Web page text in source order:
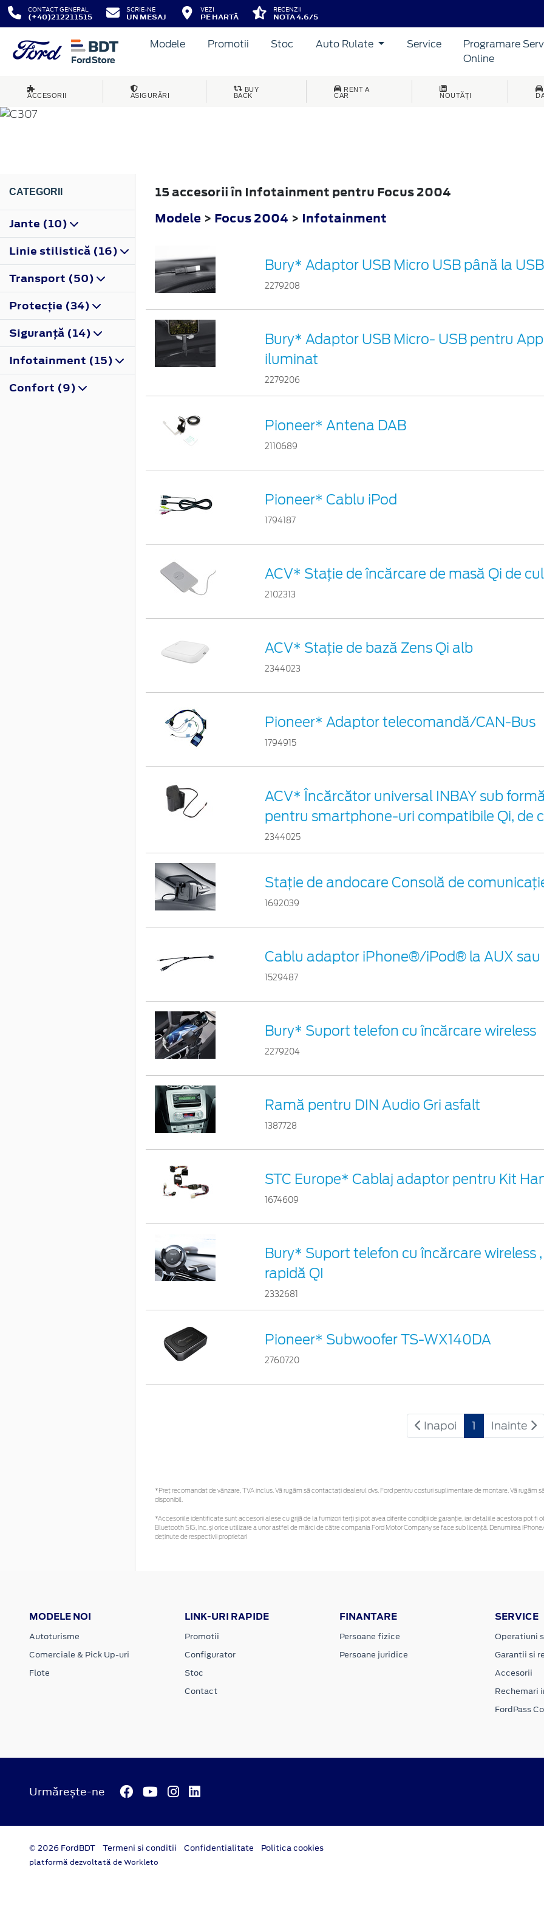
CONTACT GENERAL
(+40)212211515
SCRIE-NE
UN MESAJ
VEZI
PE HARTĂ
RECENZII
NOTA 4.6/5
Modele Promotii Stoc Auto Rulate Service
Programare
Online
ACCESORII ASIGURĂRI
BUY
BACK
RENT A
CAR
NOUTĂȚI
FOCUS
CATEGORII
Jante (10)
Linie stilistică (16)
Transport (50)
Protecţie (34)
Siguranţă (14)
Infotainment (15)
Confort (9)
15 accesorii în Infotainment pentru Focus 2004
Modele > Focus 2004 > Infotainment
Bury* Adaptor USB Micro USB până la
2279208
Bury* Adaptor USB Micro- USB pentru
iluminat
2279206
Pioneer* Antena DAB
2110689
Pioneer* Cablu iPod
1794187
ACV* Stație de încărcare de masă Qi de
2102313
ACV* Stație de bază Zens Qi alb
2344023
Pioneer* Adaptor telecomandă/CAN-Bus
1794915
ACV* Încărcător universal INBAY sub
pentru smartphone-uri compatibile Qi, de
2344025
Staţie de andocare Consolă de
1692039
Cablu adaptor iPhone®/iPod® la AUX sau
1529487
Bury* Suport telefon cu încărcare wireless
2279204
Ramă pentru DIN Audio Gri asfalt
1387728
STC Europe* Cablaj adaptor pentru Kit
1674609
Bury* Suport telefon cu încărcare wireless
rapidă QI
2332681
Pioneer* Subwoofer TS-WX140DA
2760720
Inapoi 1 Inainte
*Preţ recomandat de vânzare, TVA inclus. Vă rugăm să contactaţi dealerul dvs. Ford pentru costuri suplimentare de montare. Vă
disponibil.
*Accesoriile identificate sunt accesorii alese cu grijă de la furnizori terți și pot avea diferite condiții de garanție, iar detaliile acestora pot
Bluetooth SIG, Inc. și orice utilizare a unor astfel de mărci de către compania Ford Motor Company se face sub licență. Denumirea
deținute de respectivii proprietari
MODELE NOI
Autoturisme
Comerciale & Pick Up-uri
Flote
LINK-URI RAPIDE
Promotii
Configurator
Stoc
Contact
FINANTARE
Persoane fizice
Persoane juridice
SERVICE
Operatiuni
Garantii si
Accesorii
Rechemari
FordPass
Urmărește-ne
© 2026 FordBDT Termeni si conditii Confidentialitate Politica cookies
platformă dezvoltată de Workleto